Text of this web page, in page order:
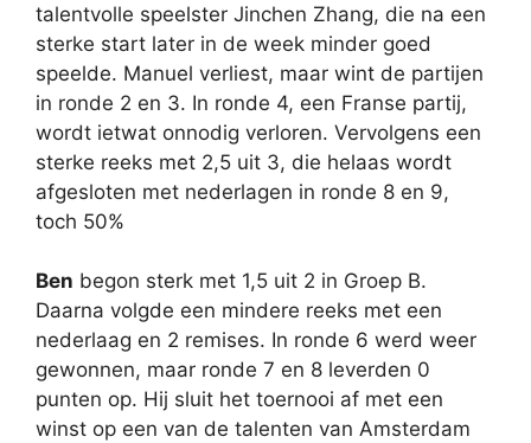
talentvolle speelster Jinchen Zhang, die na een
sterke start later in de week minder goed
speelde. Manuel verliest, maar wint de partijen
in ronde 2 en 3. In ronde 4, een Franse partij,
wordt ietwat onnodig verloren. Vervolgens een
sterke reeks met 2,5 uit 3, die helaas wordt
afgesloten met nederlagen in ronde 8 en 9,
toch 50%
Ben begon sterk met 1,5 uit 2 in Groep B.
Daarna volgde een mindere reeks met een
nederlaag en 2 remises. In ronde 6 werd weer
gewonnen, maar ronde 7 en 8 leverden 0
punten op. Hij sluit het toernooi af met een
winst op een van de talenten van Amsterdam